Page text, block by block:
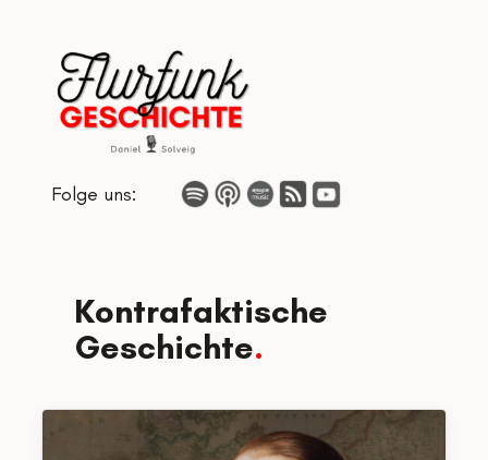
springen
Folge uns:
Kontrafaktische
Geschichte